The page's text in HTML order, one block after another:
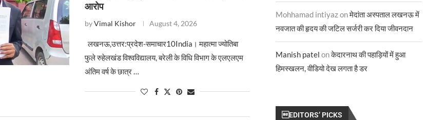
आरोप
byVimal Kishor August 4, 2026
लखनऊ,उत्तर:प्रदेश-समाचार10India। महात्मा ज्योतिबा
फुले रुहेलखंड विश्वविद्यालय, बरेली के विधि विभाग के एलएलएम
अंतिम वर्ष के छात्र …
Mohhamad intiyazonमेदांता अस्पताल लखनऊ में
नवजात की हृदय की जटिल सर्जरी कर दिया जीवनदान
Manish patel onकेदारनाथ की पहाड़ियों में हुआ
हिमस्खलन, वीडियो देख लगता है डर
EDITORS’ PICKS